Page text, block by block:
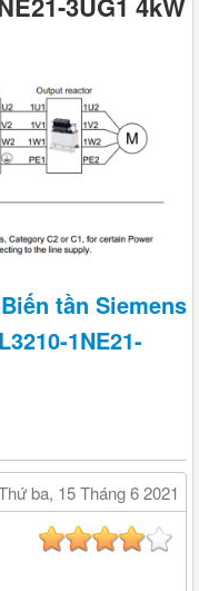
tần Siemens
1NE21-
ba, 15 Tháng 6 2021